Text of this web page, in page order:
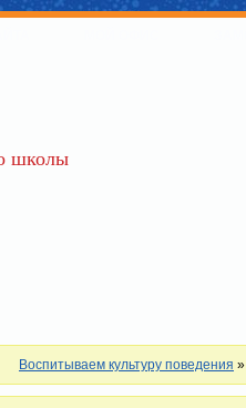
школы
Воспитываем культуру поведения »